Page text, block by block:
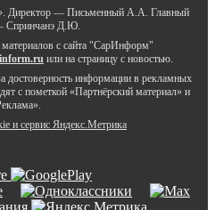
— Письменный А.А. Главный
Спринчанэ Д.Ю.
с сайта "СарИнформ"
или на страницу с новостью.
достоверность информации в рекламных
с пометкой «Партнёрский материал» и
и сервиc Яндекс.Метрика